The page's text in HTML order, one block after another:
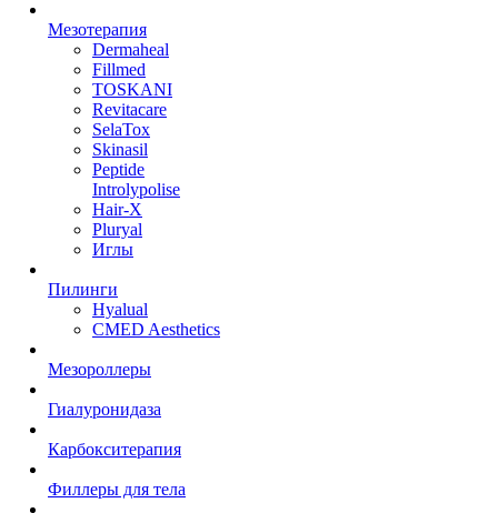
Мезотерапия
Dermaheal
Fillmed
TOSKANI
Revitacare
SelaTox
Skinasil
Peptide
Introlypolise
Hair-X
Pluryal
Иглы
Пилинги
Hyalual
CMED Aesthetics
Мезороллеры
Гиалуронидаза
Карбокситерапия
Филлеры для тела